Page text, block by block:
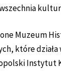
Muzeum
które działa